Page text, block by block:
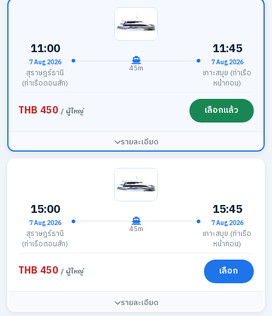
11:00
7 Aug 2026
สุราษฎร์ธานี
(ท่าเรือดอนสัก)
45m
11:45
7 Aug 2026
เกาะสมุย (ท่าเรือ
หน้าทอน)
THB 450 / ผู้ใหญ่ เลือกแล้ว
รายละเอียด
15:00
7 Aug 2026
สุราษฎร์ธานี
(ท่าเรือดอนสัก)
45m
15:45
7 Aug 2026
เกาะสมุย (ท่าเรือ
หน้าทอน)
THB 450 / ผู้ใหญ่ เลือก
รายละเอียด